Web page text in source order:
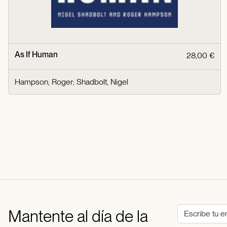
As If Human 28,00 €
Hampson, Roger; Shadbolt, Nigel
Mantente al día de la